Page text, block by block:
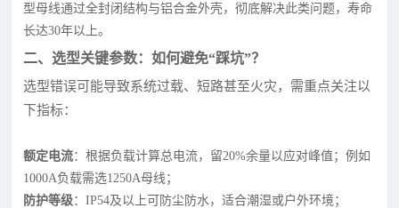
型母线通过全封闭结构与铝合金外壳，彻底解决此类问题，寿命
长达30年以上。
二、选型关键参数：如何避免“踩坑”？
选型错误可能导致系统过载、短路甚至火灾，需重点关注以
下指标：
额定电流：根据负载计算总电流，留20%余量以应对峰值；例如
1000A负载需选1250A母线；
防护等级：IP54及以上可防尘防水，适合潮湿或户外环境；